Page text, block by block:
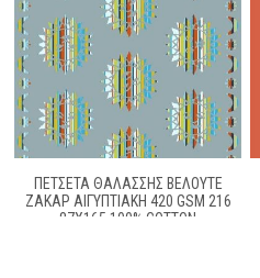
ΠΕΤΣΕΤΑ ΘΑΛΑΣΣΗΣ ΒΕΛΟΥΤΕ
ΖΑΚΆΡ ΑΙΓΥΠΤΙΑΚΉ 420 GSM 216
87X165 100% COTTON